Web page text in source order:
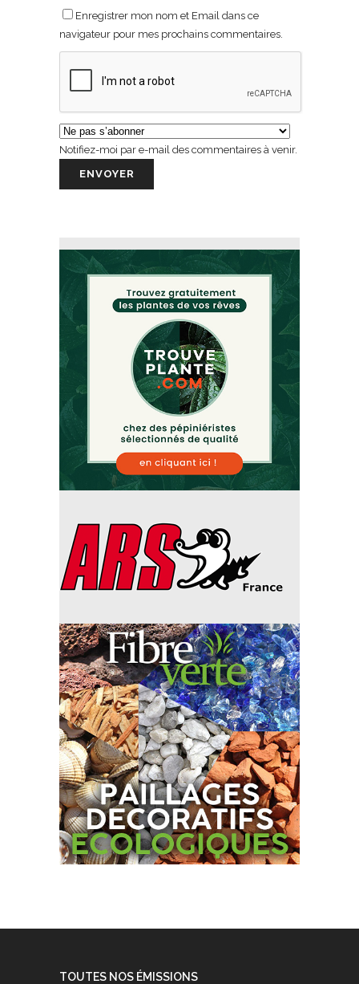
Enregistrer mon nom et Email dans ce
navigateur pour mes prochains commentaires.
Notifiez-moi par e-mail des commentaires à venir.
TOUTES NOS ÉMISSIONS